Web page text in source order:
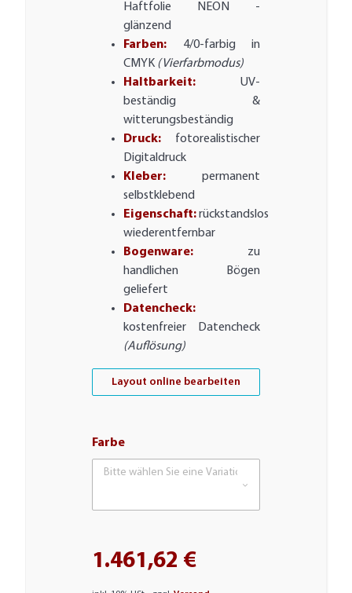
Haftfolie NEON -
glänzend
Farben: 4/0-farbig in
CMYK (Vierfarbmodus)
Haltbarkeit: UV-
beständig &
witterungsbeständig
Druck: fotorealistischer
Digitaldruck
Kleber: permanent
selbstklebend
Eigenschaft:rückstandslos
wiederentfernbar
Bogenware: zu
handlichen Bögen
geliefert
Datencheck:
kostenfreier Datencheck
(Auflösung)
Layout online bearbeiten
Farbe
Bitte wählen Sie eine Variation.
1.461,62 €